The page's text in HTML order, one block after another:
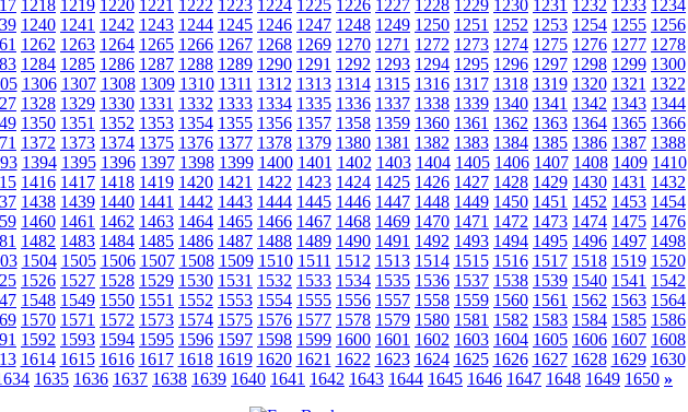
1218 1219 1220 1221 1222 1223 1224 1225 1226 1227 1228 1229 1230 1231 1232 1233 1234
1240 1241 1242 1243 1244 1245 1246 1247 1248 1249 1250 1251 1252 1253 1254 1255 1256
1262 1263 1264 1265 1266 1267 1268 1269 1270 1271 1272 1273 1274 1275 1276 1277 1278
1284 1285 1286 1287 1288 1289 1290 1291 1292 1293 1294 1295 1296 1297 1298 1299 1300
1306 1307 1308 1309 1310 1311 1312 1313 1314 1315 1316 1317 1318 1319 1320 1321 1322
1328 1329 1330 1331 1332 1333 1334 1335 1336 1337 1338 1339 1340 1341 1342 1343 1344
1350 1351 1352 1353 1354 1355 1356 1357 1358 1359 1360 1361 1362 1363 1364 1365 1366
1372 1373 1374 1375 1376 1377 1378 1379 1380 1381 1382 1383 1384 1385 1386 1387 1388
1394 1395 1396 1397 1398 1399 1400 1401 1402 1403 1404 1405 1406 1407 1408 1409 1410
1416 1417 1418 1419 1420 1421 1422 1423 1424 1425 1426 1427 1428 1429 1430 1431 1432
1438 1439 1440 1441 1442 1443 1444 1445 1446 1447 1448 1449 1450 1451 1452 1453 1454
1460 1461 1462 1463 1464 1465 1466 1467 1468 1469 1470 1471 1472 1473 1474 1475 1476
1482 1483 1484 1485 1486 1487 1488 1489 1490 1491 1492 1493 1494 1495 1496 1497 1498
1504 1505 1506 1507 1508 1509 1510 1511 1512 1513 1514 1515 1516 1517 1518 1519 1520
1526 1527 1528 1529 1530 1531 1532 1533 1534 1535 1536 1537 1538 1539 1540 1541 1542
1548 1549 1550 1551 1552 1553 1554 1555 1556 1557 1558 1559 1560 1561 1562 1563 1564
1570 1571 1572 1573 1574 1575 1576 1577 1578 1579 1580 1581 1582 1583 1584 1585 1586
1592 1593 1594 1595 1596 1597 1598 1599 1600 1601 1602 1603 1604 1605 1606 1607 1608
1614 1615 1616 1617 1618 1619 1620 1621 1622 1623 1624 1625 1626 1627 1628 1629 1630
1635 1636 1637 1638 1639 1640 1641 1642 1643 1644 1645 1646 1647 1648 1649 1650 »